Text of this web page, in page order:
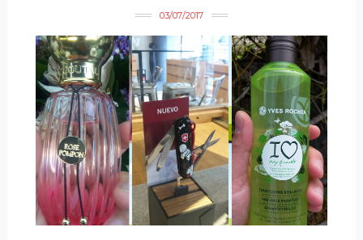
03/07/2017